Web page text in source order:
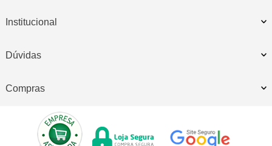
Institucional
Dúvidas
Compras